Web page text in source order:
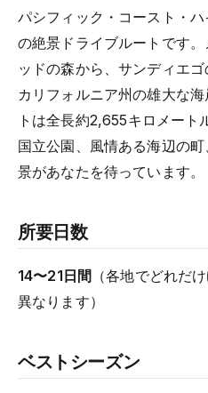
パシフィック・コースト・
の絶景ドライブルートです
ッドの森から、サンディエゴ
カリフォルニア州の雄大な
トは全長約2,655キロメー
国立公園、風情ある海辺の
景があなたを待っています。
所要日数
14〜21日間 （各地でどれだ
異なります）
ベストシーズン